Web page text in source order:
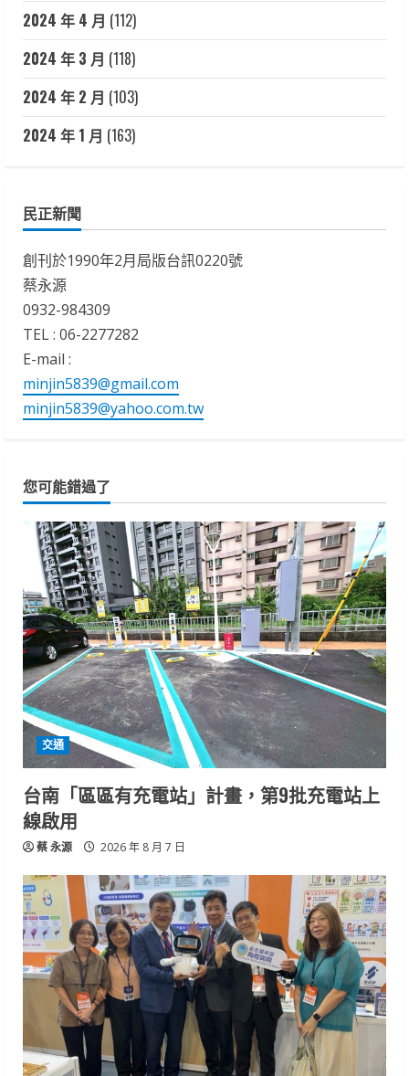
2024 年 4 月 (112)
2024 年 3 月 (118)
2024 年 2 月 (103)
2024 年 1 月 (163)
民正新聞
創刊於1990年2月局版台訊0220號
蔡永源
0932-984309
TEL : 06-2277282
E-mail :
minjin5839@gmail.com
minjin5839@yahoo.com.tw
您可能錯過了
交通
台南「區區有充電站」計畫，第9批充電站上
線啟用
蔡 永源 2026 年 8 月 7 日